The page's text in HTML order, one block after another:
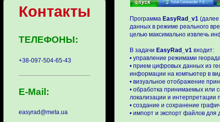
Контакты
ТЕЛЕФОНЫ:
+38-097-504-65-43
E-Mail:
easyrad@meta.ua
Программа EasyRad_v1(далее
данных в режиме реального
целью максимально извлечь
В задачи EasyRad_v1входит:
• управление режимами
• прием цифровых данных из
информации на компьютер в
• визуальное отображение
• обработка принимаемых или
локализации и интерпретации
• создание и сохранение
• импорт и экспорт файлов для